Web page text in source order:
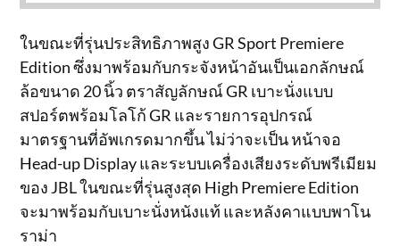
ในขณะที่รุ่นประสิทธิภาพสูง GR Sport Premiere
Edition ซึ่งมาพร้อมกับกระจังหน้าอันเป็นเอกลักษณ์
ล้อขนาด 20 นิ้ว ตราสัญลักษณ์ GR เบาะนั่งแบบ
สปอร์ตพร้อมโลโก้ GR และรายการอุปกรณ์
มาตรฐานที่อัพเกรดมากขึ้น ไม่ว่าจะเป็น หน้าจอ
Head-up Display และระบบเครื่องเสียงระดับพรีเมียม
ของ JBL ในขณะที่รุ่นสูงสุด High Premiere Edition
จะมาพร้อมกับเบาะนั่งหนังแท้ และหลังคาแบบพาโน
ราม่า